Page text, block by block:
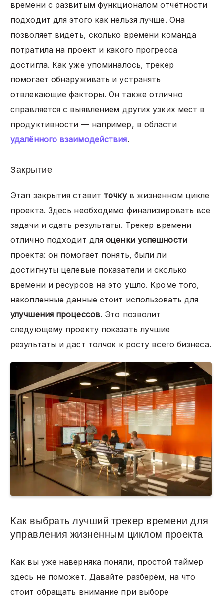
времени с развитым функционалом отчётности
подходит для этого как нельзя лучше. Она
позволяет видеть, сколько времени команда
потратила на проект и какого прогресса
достигла. Как уже упоминалось, трекер
помогает обнаруживать и устранять
отвлекающие факторы. Он также отлично
справляется с выявлением других узких мест в
продуктивности — например, в области
удалённого взаимодействия.
Закрытие
Этап закрытия ставит точкув жизненном цикле
проекта. Здесь необходимо финализировать все
задачи и сдать результаты. Трекер времени
отлично подходит дляоценки успешности
проекта: он помогает понять, были ли
достигнуты целевые показатели и сколько
времени и ресурсов на это ушло. Кроме того,
накопленные данные стоит использовать для
улучшения процессов. Это позволит
следующему проекту показать лучшие
результаты и даст толчок к росту всего бизнеса.
Как выбрать лучший трекер времени для
управления жизненным циклом проекта
Как вы уже наверняка поняли, простой таймер
здесь не поможет. Давайте разберём, на что
стоит обращать внимание при выборе